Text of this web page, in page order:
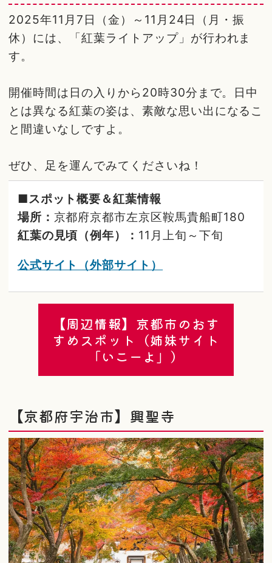
2025年11月7日（金）～11月24日（月・振
休）には、「紅葉ライトアップ」が行われま
す。
開催時間は日の入りから20時30分まで。日中
とは異なる紅葉の姿は、素敵な思い出になるこ
と間違いなしですよ。
ぜひ、足を運んでみてくださいね！
■スポット概要＆紅葉情報
場所： 京都府京都市左京区鞍馬貴船町180
紅葉の見頃（例年）： 11月上旬～下旬
公式サイト（外部サイト）
【周辺情報】京都市のおす
すめスポット（姉妹サイト
「いこーよ」）
【京都府宇治市】興聖寺